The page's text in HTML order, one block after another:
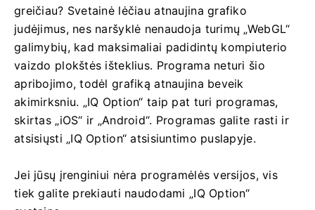
greičiau? Svetainė lėčiau atnaujina grafiko
judėjimus, nes naršyklė nenaudoja turimų „WebGL“
galimybių, kad maksimaliai padidintų kompiuterio
vaizdo plokštės išteklius. Programa neturi šio
apribojimo, todėl grafiką atnaujina beveik
akimirksniu. „IQ Option“ taip pat turi programas,
skirtas „iOS“ ir „Android“. Programas galite rasti ir
atsisiųsti „IQ Option“ atsisiuntimo puslapyje.
Jei jūsų įrenginiui nėra programėlės versijos, vis
tiek galite prekiauti naudodami „IQ Option“